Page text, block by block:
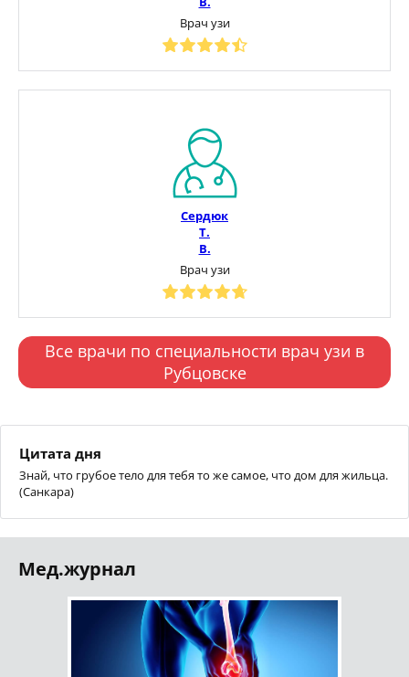
Врач узи
Сердюк
Т.
В.
Врач узи
Все врачи по специальности врач узи в
Рубцовске
Цитата дня
Знай, что грубое тело для тебя то же самое, что дом для жильца.
(Санкара)
Мед.журнал